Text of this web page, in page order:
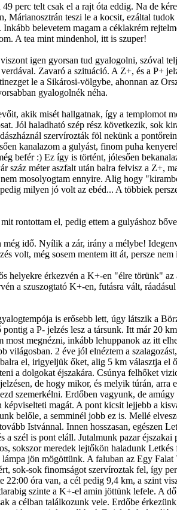
perc telt csak el a rajt óta eddig. Na de
teszi le a kocsit, ezáltal
belevetem magam a céklakrém
A tea mint mindenhol, itt is szuper!
igen gyorsan tud gyalogolni, szóval
Zavaró a szituáció. A Z+, és a P+
le a Sikárosi-völgybe, ahonnan az
gyalogolnék néha.
akik misét hallgatnak, így a templomot
Jól haladható szép rész következik, sok
szervírozták föl nekünk a
kanalazom a gulyást, finom puha
befér :) Ez így is történt, jólesően
méter aszfalt után balra felvisz a Z+,
mosolyogtam ennyire. Alig hogy
milyen jó volt az ebéd... A többiek
rontottam el, pedig ettem a gulyáshoz
idő. Nyílik a zár, irány a mélybe!
volt, még sosem mentem itt át, persze nem
érkezvén a K+-en "élre törünk"
a szuszogtató K+-en, futásra vált,
is erősebb lett, úgy látszik a
a P- jelzés lesz a társunk. Itt már 20
megnézni, inkább lehuppanok az itt
2 éve jól elnéztem a
el, irigyeljük őket, alig 5 km választja
a dolgokat éjszakára. Csúnya felhőket
de hogy mikor, és melyik túrán, arra
szemerkélni. Erdőben vagyunk, de
magát. A pont kicsit lejjebb a
belőle, a semminél jobb ez is. Mellé
Istvánnal. Innen hosszasan, egészen
szél is pont eláll. Jutalmunk pazar
sokszor meredek lejtőkön haladunk
jön mögöttünk. A faluban az Egy
sok-sok finomságot szervíroztak fel, így
óra van, a cél pedig 9,4 km, a szint
szinte a K+-el amin jöttünk lefele. A
a célban találkozunk vele. Erdőbe